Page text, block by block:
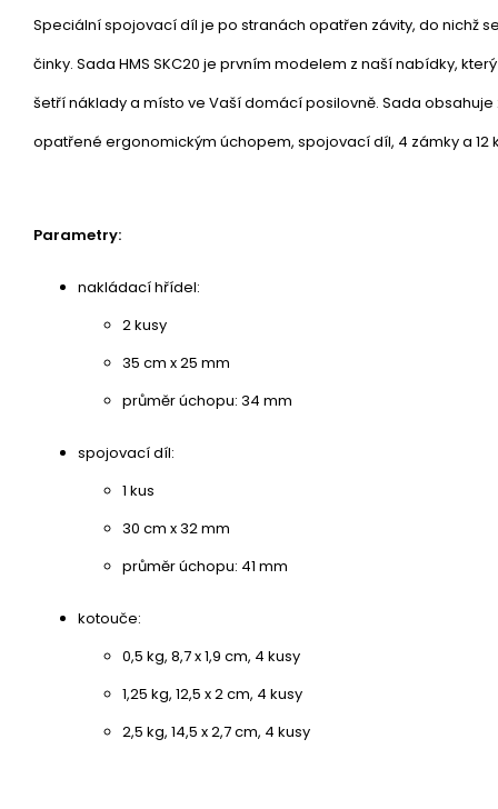
Speciální spojovací díl je po stranách opatřen závity, do nichž
činky. Sada HMS SKC20 je prvním modelem z naší nabídky,
šetří náklady a místo ve Vaší domácí posilovně. Sada
opatřené ergonomickým úchopem, spojovací díl, 4 zámky a 12
Parametry:
nakládací hřídel:
2 kusy
35 cm x 25 mm
průměr úchopu: 34 mm
spojovací díl:
1 kus
30 cm x 32 mm
průměr úchopu: 41 mm
kotouče:
0,5 kg, 8,7 x 1,9 cm, 4 kusy
1,25 kg, 12,5 x 2 cm, 4 kusy
2,5 kg, 14,5 x 2,7 cm, 4 kusy